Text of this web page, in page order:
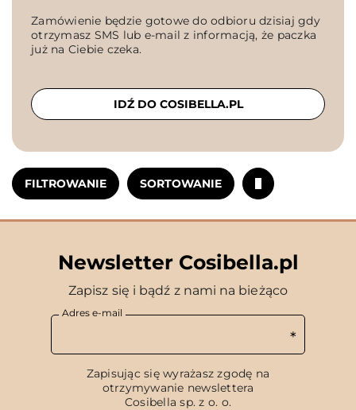
FILTROWANIE SORTOWANIE
Zamówienie będzie gotowe do odbioru dzisiaj gdy
otrzymasz SMS lub e-mail z informacją, że paczka
już na Ciebie czeka.
IDŹ DO COSIBELLA.PL
Newsletter Cosibella.pl
Zapisz się i bądź z nami na bieżąco
Adres e-mail
Zapisując się wyrażasz zgodę na
otrzymywanie newslettera
Cosibella sp. z o. o.